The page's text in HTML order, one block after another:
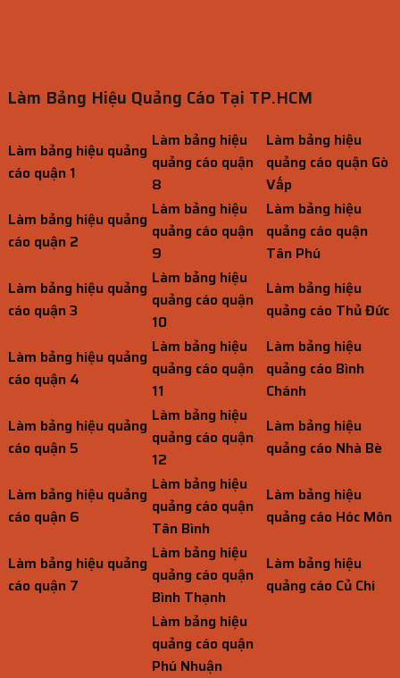
Làm Bảng Hiệu Quảng Cáo Tại TP.HCM
Làm bảng hiệu quảng
cáo quận 1
Làm bảng hiệu
quảng cáo quận
8
Làm bảng hiệu
quảng cáo quận Gò
Vấp
Làm bảng hiệu quảng
cáo quận 2
Làm bảng hiệu
quảng cáo quận
9
Làm bảng hiệu
quảng cáo quận
Tân Phú
Làm bảng hiệu quảng
cáo quận 3
Làm bảng hiệu
quảng cáo quận
10
Làm bảng hiệu
quảng cáo Thủ Đức
Làm bảng hiệu quảng
cáo quận 4
Làm bảng hiệu
quảng cáo quận
11
Làm bảng hiệu
quảng cáo Bình
Chánh
Làm bảng hiệu quảng
cáo quận 5
Làm bảng hiệu
quảng cáo quận
12
Làm bảng hiệu
quảng cáo Nhà Bè
Làm bảng hiệu quảng
cáo quận 6
Làm bảng hiệu
quảng cáo quận
Tân Bình
Làm bảng hiệu
quảng cáo Hóc Môn
Làm bảng hiệu quảng
cáo quận 7
Làm bảng hiệu
quảng cáo quận
Bình Thạnh
Làm bảng hiệu
quảng cáo Củ Chi
Làm bảng hiệu
quảng cáo quận
Phú Nhuận